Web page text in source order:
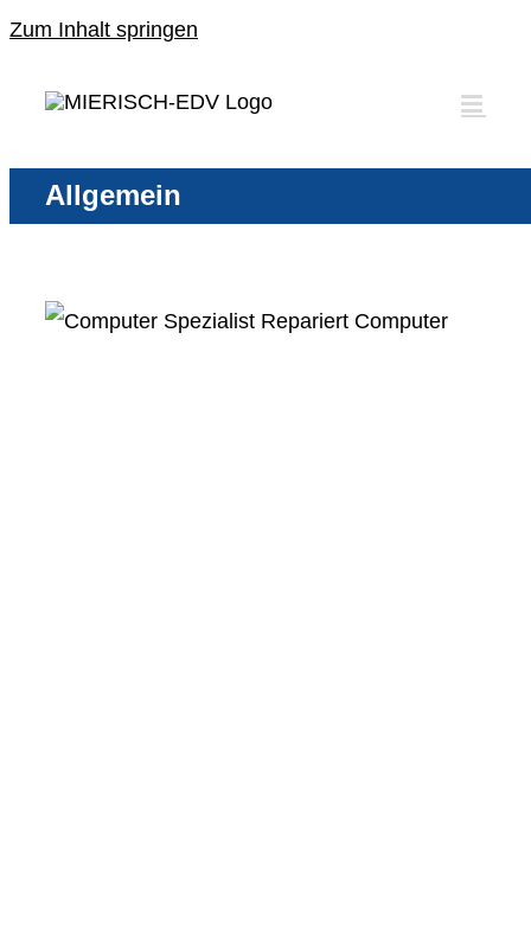
Zum Inhalt springen
Allgemein